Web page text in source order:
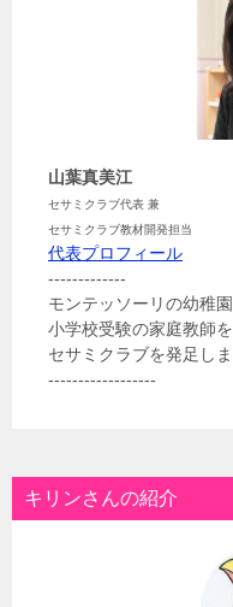
山葉真美江
セサミクラブ代表 兼
セサミクラブ教材開発担当
代表プロフィール
-------------
モンテッソーリの幼稚
小学校受験の家庭教師
セサミクラブを発足しま
------------------
キリンさんの紹介